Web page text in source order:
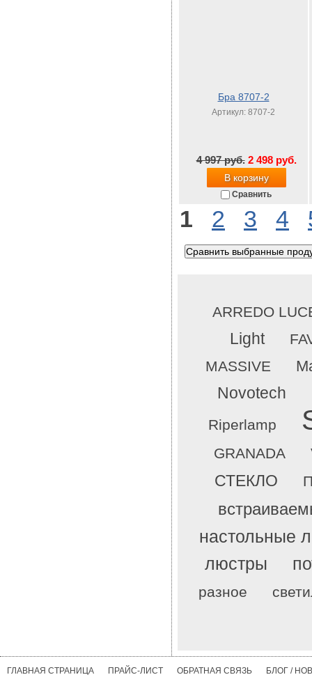
Бра 8707-2
Артикул: 8707-2
4 997 руб. 2 498 руб.
В корзину
Сравнить
1 2 3 4
ARREDO
Light
MASSIVE
Novotech
Riperlamp
GRANADA
СТЕКЛО
настольные
люстры
разное
ГЛАВНАЯ СТРАНИЦА ПРАЙС-ЛИСТ ОБРАТНАЯ СВЯЗЬ БЛОГ /